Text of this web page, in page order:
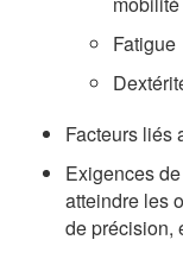
Fatigue
Facteurs liés
Exigences
atteindre les
de précision,